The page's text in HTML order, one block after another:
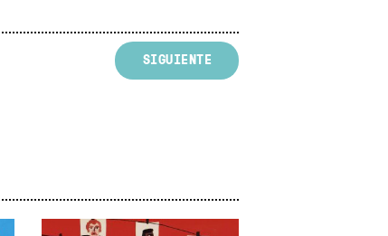
SIGUIENTE